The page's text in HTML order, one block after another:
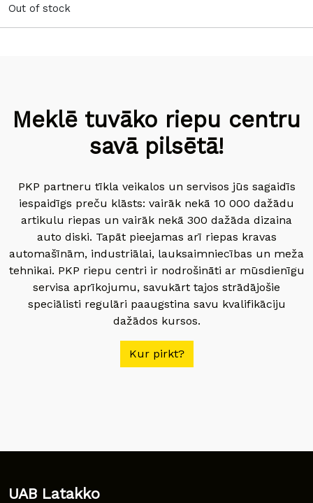
Out of stock
Meklē tuvāko riepu centru
savā pilsētā!
PKP partneru tīkla veikalos un servisos jūs sagaidīs
iespaidīgs preču klāsts: vairāk nekā 10 000 dažādu
artikulu riepas un vairāk nekā 300 dažāda dizaina
auto diski. Tapāt pieejamas arī riepas kravas
automašīnām, industriālai, lauksaimniecības un meža
tehnikai. PKP riepu centri ir nodrošināti ar mūsdienīgu
servisa aprīkojumu, savukārt tajos strādājošie
speciālisti regulāri paaugstina savu kvalifikāciju
dažādos kursos.
Kur pirkt?
UAB Latakko